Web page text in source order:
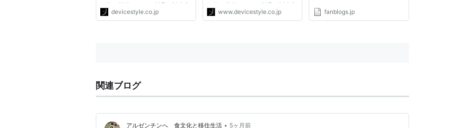
価格で提供したい。製品・販売方
法・プライシングをトータルでデ
devicestyle.co.jp
価格で提供したい。製品・販売方
法・プライシングをトータルでデ
www.devicestyle.co.jp fanblogs.jp
関連ブログ
アルゼンチンへ 食文化と移住生活 • 5ヶ月前